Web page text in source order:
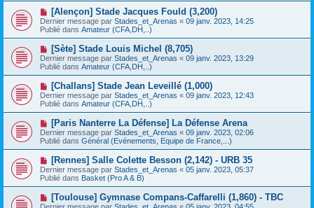
e
e
s
a
g
e
e
u
m
e
s
a
g
e
N
o
u
v
e
u
m
e
s
a
g
e
[Alençon] Stade Jacques Fould (3,200)
Dernier message par Stades_et_Arenas « 09 janv. 2023, 14:25
Publié dans Amateur (CFA,DH,..)
N
o
u
v
e
u
m
e
s
a
g
e
[Sète] Stade Louis Michel (8,705)
Dernier message par Stades_et_Arenas « 09 janv. 2023, 13:29
Publié dans Amateur (CFA,DH,..)
N
o
u
v
e
u
m
e
s
a
g
e
[Challans] Stade Jean Leveillé (1,000)
Dernier message par Stades_et_Arenas « 09 janv. 2023, 12:43
Publié dans Amateur (CFA,DH,..)
N
o
u
v
e
u
m
e
s
[Paris Nanterre La Défense] La Défense Arena
Dernier message par Stades_et_Arenas « 09 janv. 2023, 02:06
Publié dans Général (Evénements, Equipe de France,...)
N
o
u
v
e
[Rennes] Salle Colette Besson (2,142) - URB 35
Dernier message par Stades_et_Arenas « 05 janv. 2023, 05:37
Publié dans Basket (Pro A & B)
N
o
[Toulouse] Gymnase Compans-Caffarelli (1,860) - TBC
Dernier message par Stades_et_Arenas « 05 janv. 2023, 04:55